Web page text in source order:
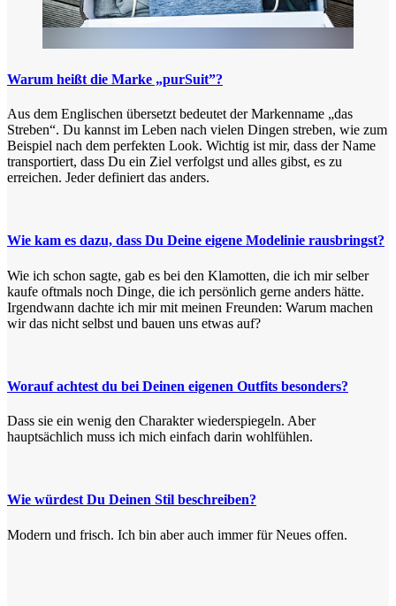
Warum heißt die Marke „purSuit”?
Aus dem Englischen übersetzt bedeutet der Markenname „das
Streben“. Du kannst im Leben nach vielen Dingen streben, wie zum
Beispiel nach dem perfekten Look. Wichtig ist mir, dass der Name
transportiert, dass Du ein Ziel verfolgst und alles gibst, es zu
erreichen. Jeder definiert das anders.
Wie kam es dazu, dass Du Deine eigene Modelinie rausbringst?
Wie ich schon sagte, gab es bei den Klamotten, die ich mir selber
kaufe oftmals noch Dinge, die ich persönlich gerne anders hätte.
Irgendwann dachte ich mir mit meinen Freunden: Warum machen
wir das nicht selbst und bauen uns etwas auf?
Worauf achtest du bei Deinen eigenen Outfits besonders?
Dass sie ein wenig den Charakter wiederspiegeln. Aber
hauptsächlich muss ich mich einfach darin wohlfühlen.
Wie würdest Du Deinen Stil beschreiben?
Modern und frisch. Ich bin aber auch immer für Neues offen.